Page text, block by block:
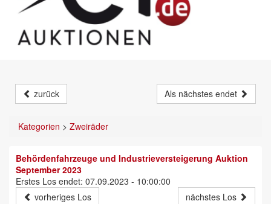
zurück Als nächstes endet
Kategorien > Zweiräder
Behördenfahrzeuge und Industrieversteigerung Auktion
September 2023
Erstes Los endet: 07.09.2023 - 10:00:00
vorheriges Los
nächstes Los